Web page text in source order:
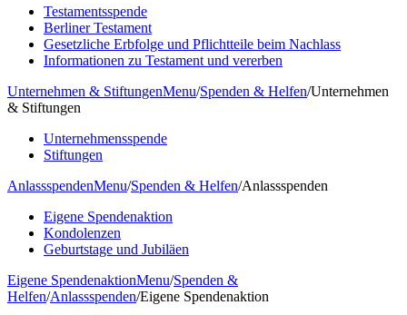
Testamentsspende
Berliner Testament
Gesetzliche Erbfolge und Pflichtteile beim Nachlass
Informationen zu Testament und vererben
Unternehmen & StiftungenMenu/Spenden & Helfen/Unternehmen
& Stiftungen
Unternehmensspende
Stiftungen
AnlassspendenMenu/Spenden & Helfen/Anlassspenden
Eigene Spendenaktion
Kondolenzen
Geburtstage und Jubiläen
Eigene SpendenaktionMenu/Spenden &
Helfen/Anlassspenden/Eigene Spendenaktion